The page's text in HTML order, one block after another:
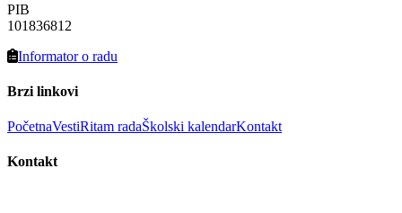
PIB
101836812
Informator o radu
Brzi linkovi
PočetnaVestiRitam radaŠkolski kalendarKontakt
Kontakt